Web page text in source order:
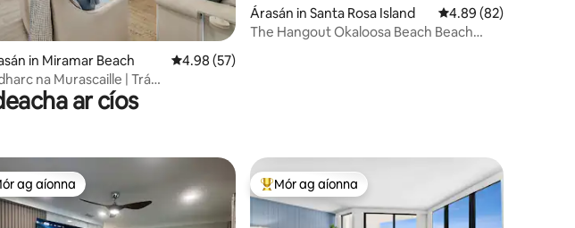
as 5, 3 léirmheas
in Miramar Beach Meánrátáil 4.98 as 5, 57 léirmheas
4.98 (57)
na Murascaille | Trá
| Linnte & Cathaoireacha
Árasán in Santa Rosa Island Meánrátáil 4.89 as 5,
4.89 (82)
The Hangout Okaloosa Beach Beach
ar cíos
ag aíonna
ag aíonna An-mhór ag aíonna
Mór ag aíonna